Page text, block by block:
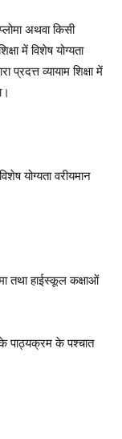
अथवा किसी
में विशेष योग्यता
प्रदत्त व्यायाम शिक्षा में
योग्यता वरीयमान
तथा हाईस्कूल कक्षाओं
के पाठ्यक्रम के पश्चात